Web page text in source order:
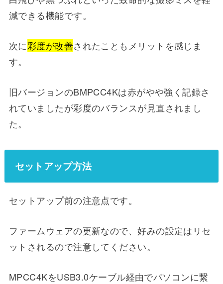
減できる機能です。
次に彩度が改善されたこともメリットを感じま
す。
旧バージョンのBMPCC4Kは赤がやや強く記録さ
れていましたが彩度のバランスが見直されまし
た。
セットアップ方法
セットアップ前の注意点です。
ファームウェアの更新なので、好みの設定はリセ
ットされるので注意してください。
MPCC4KをUSB3.0ケーブル経由でパソコンに繋